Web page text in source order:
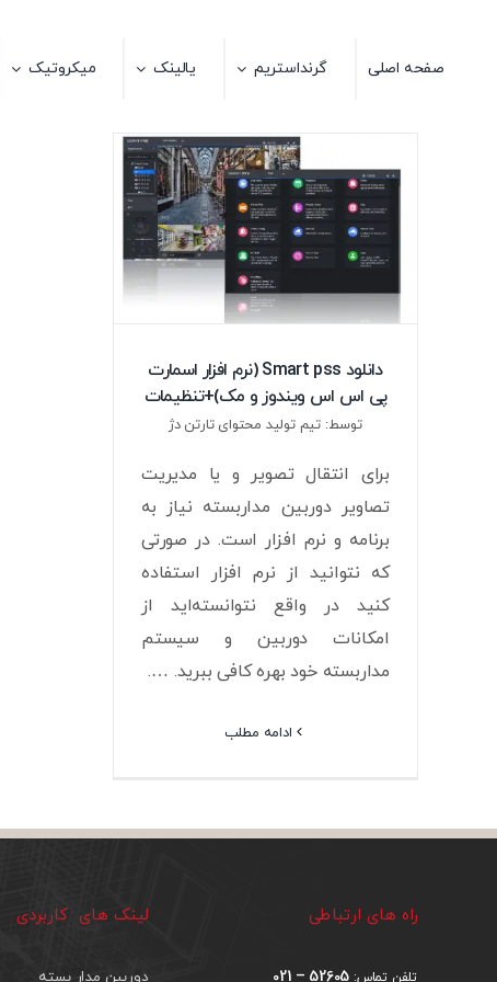
صفحه اصلی گرنداستریم یالینک میکروتیک
دانلود Smart pss (نرم افزار اسمارت
پی اس اس ویندوز و مک)+تنظیمات
توسط: تیم تولید محتوای تارتن دژ
برای انتقال تصویر و یا مدیریت
تصاویر دوربین مداربسته نیاز به
برنامه و نرم افزار است. در صورتی
که نتوانید از نرم افزار استفاده
کنید در واقع نتوانسته‌اید از
امکانات دوربین و سیستم
مداربسته خود بهره کافی ببرید. ….
ادامه مطلب
راه های ارتباطی
تلفن تماس: 52605 – 021
لینک های کاربردی
دوربین مدار بسته